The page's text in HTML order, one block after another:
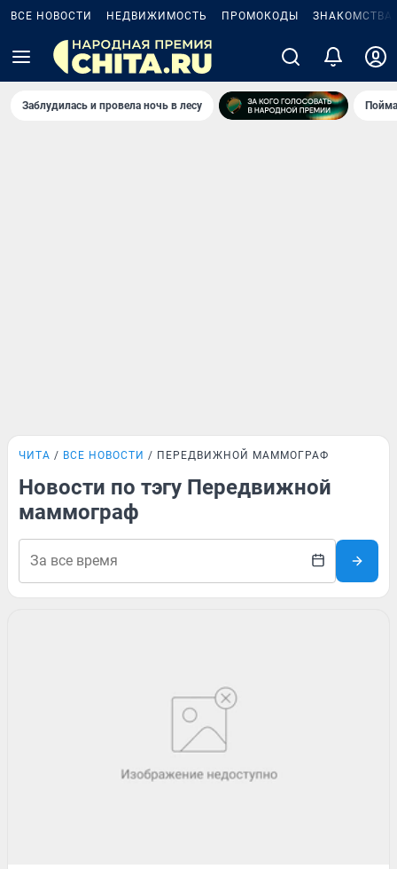
ВСЕ НОВОСТИ НЕДВИЖИМОСТЬ ПРОМОКОДЫ ЗНАКОМСТВА
Заблудилась и провела ночь в лесу
ЧИТА ВСЕ НОВОСТИ ПЕРЕДВИЖНОЙ МАММОГРАФ
Новости по тэгу Передвижной
маммограф